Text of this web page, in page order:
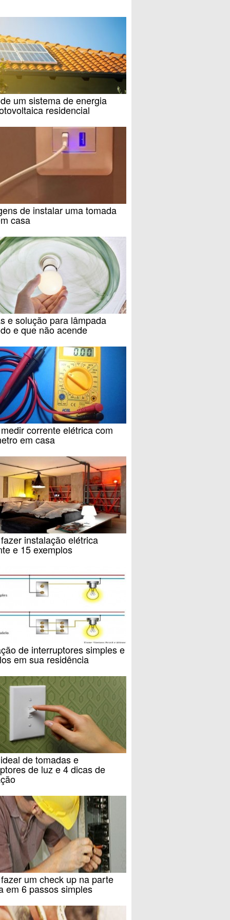
um sistema de energia
residencial
de instalar uma tomada
casa
e solução para lâmpada
e que não acende
corrente elétrica com
em casa
instalação elétrica
e 15 exemplos
de interruptores simples e
em sua residência
de tomadas e
de luz e 4 dicas de
um check up na parte
em 6 passos simples